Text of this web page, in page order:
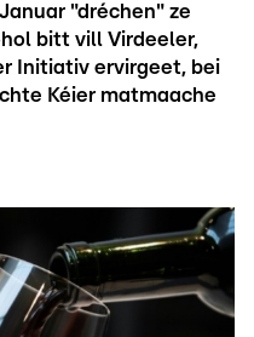
"dréchen" ze
bitt vill Virdeeler,
Initiativ ervirgeet, bei
Kéier matmaache